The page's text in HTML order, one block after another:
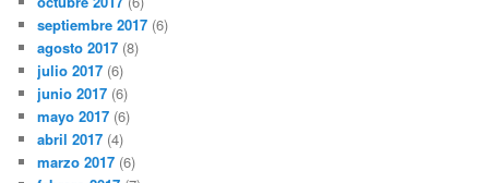
septiembre 2017 (6)
agosto 2017 (8)
julio 2017 (6)
junio 2017 (6)
mayo 2017 (6)
abril 2017 (4)
marzo 2017 (6)